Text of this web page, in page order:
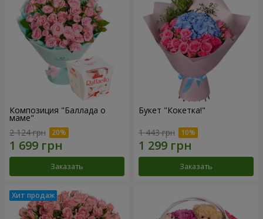
Композиция "Баллада о
маме"
2 124 грн
Заказать
Букет "Кокетка!"
1 443 грн
Заказать